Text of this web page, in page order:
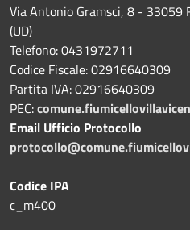
Via Antonio Gramsci, 8 - 33059
(UD)
Telefono: 0431972711
Codice Fiscale: 02916640309
Partita IVA: 02916640309
PEC:
Email Ufficio Protocollo
Codice IPA
c_m400